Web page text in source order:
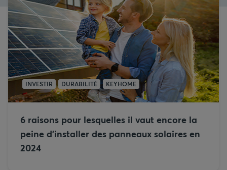
INVESTIR DURABILITÉ KEYHOME
6 raisons pour lesquelles il vaut encore la
peine d’installer des panneaux solaires en
2024